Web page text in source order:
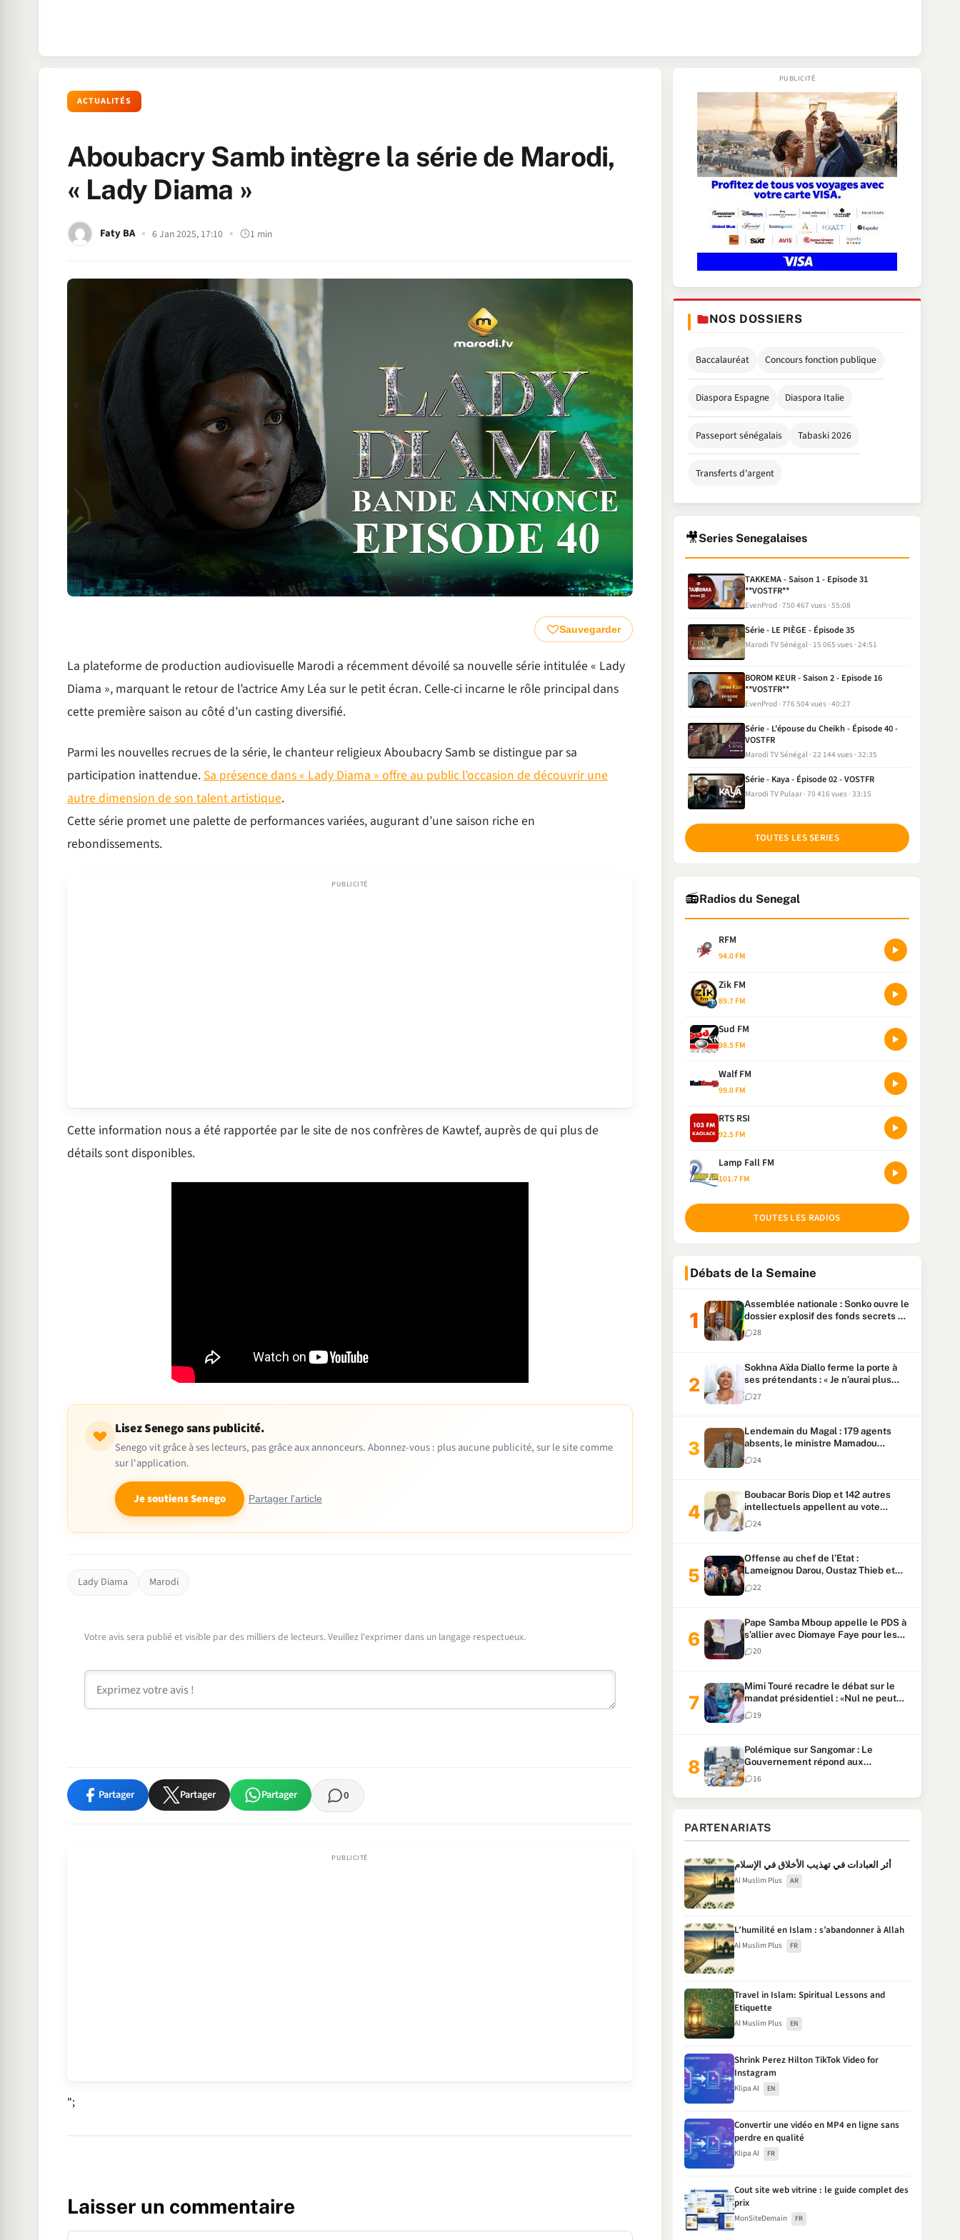
ACTUALITÉS
Aboubacry Samb intègre la série de Marodi,
« Lady Diama »
Faty BA 6 Jan 2025, 17:10 1 min
Sauvegarder
La plateforme de production audiovisuelle Marodi a récemment dévoilé sa nouvelle série intitulée « Lady
Diama », marquant le retour de l’actrice Amy Léa sur le petit écran. Celle-ci incarne le rôle principal dans
cette première saison au côté d’un casting diversifié.
Parmi les nouvelles recrues de la série, le chanteur religieux Aboubacry Samb se distingue par sa
participation inattendue. Sa présence dans « Lady Diama » offre au public l’occasion de découvrir une
autre dimension de son talent artistique.
Cette série promet une palette de performances variées, augurant d’une saison riche en
rebondissements.
Cette information nous a été rapportée par le site de nos confrères de Kawtef, auprès de qui plus de
détails sont disponibles.
Lisez Senego sans publicité.
Senego vit grâce à ses lecteurs, pas grâce aux annonceurs. Abonnez-vous : plus aucune publicité, sur le site comme
sur l'application.
Je soutiens Senego Partager l'article
Lady Diama Marodi
Votre avis sera publié et visible par des milliers de lecteurs. Veuillez l'exprimer dans un langage respectueux.
Partager Partager Partager 0
";
Laisser un commentaire
NOS DOSSIERS
Baccalauréat Concours fonction publique
Diaspora Espagne Diaspora Italie
Passeport sénégalais Tabaski 2026
Transferts d'argent
🎥Series Senegalaises
TAKKEMA - Saison 1 - Episode 31
**VOSTFR**
EvenProd 750 467 vues 55:08
Série - LE PIÈGE - Épisode 35
Marodi TV Sénégal 15 065 vues 24:51
BOROM KEUR - Saison 2 - Episode 16
**VOSTFR**
EvenProd 776 504 vues 40:27
Série - L'épouse du Cheikh - Épisode 40 -
VOSTFR
Marodi TV Sénégal 22 144 vues 32:35
Série - Kaya - Épisode 02 - VOSTFR
Marodi TV Pulaar 70 416 vues 33:15
TOUTES LES SERIES
📻Radios du Senegal
RFM
94.0 FM
Zik FM
89.7 FM
Sud FM
98.5 FM
Walf FM
99.0 FM
RTS RSI
92.5 FM
Lamp Fall FM
101.7 FM
TOUTES LES RADIOS
Débats de la Semaine
Assemblée nationale : Sonko ouvre le
dossier explosif des fonds secrets et
du patrimoine présidentiel
28
Sokhna Aïda Diallo ferme la porte à
ses prétendants : « Je n’aurai plus
jamais un autre mari »
27
Lendemain du Magal : 179 agents
absents, le ministre Mamadou
Lamine Dianté exige des explications
24
Boubacar Boris Diop et 142 autres
intellectuels appellent au vote
urgent de la révision
constitutionnelle
24
Offense au chef de l’Etat :
Lameignou Darou, Oustaz Thieb et
Ndiaye Touba lourdement
condamnés
22
Pape Samba Mboup appelle le PDS à
s’allier avec Diomaye Faye pour les
locales et tacle Sonko
20
Mimi Touré recadre le débat sur le
mandat présidentiel : «Nul ne peut
faire plus de deux mandats
consécutifs de 5 ans»
19
Polémique sur Sangomar : Le
Gouvernement répond aux
accusations et clarifie le partage des
milliards
16
PARTENARIATS
أثر العبادات في تهذيب الأخلاق في الإسلام
Al Muslim Plus AR
L’humilité en Islam : s’abandonner à Allah
Al Muslim Plus FR
Travel in Islam: Spiritual Lessons and
Etiquette
Al Muslim Plus EN
Shrink Perez Hilton TikTok Video for
Instagram
Klipa AI EN
Convertir une vidéo en MP4 en ligne sans
perdre en qualité
Klipa AI FR
Cout site web vitrine : le guide complet des
prix
MonSiteDemain FR